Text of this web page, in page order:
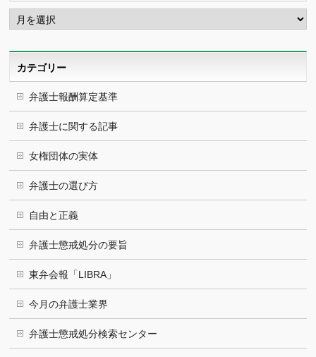
ア
ー
カ
カテゴリー
弁護士報酬算定基準
弁護士に関する記事
女権団体の実体
弁護士の選び方
自由と正義
弁護士懲戒処分の要旨
東弁会報「LIBRA」
今月の弁護士業界
弁護士懲戒処分検索センター